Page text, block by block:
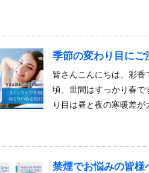
季節の変わり目にご
皆さんこんにちは、彩
頃、世間はすっかり春
り目は昼と夜の寒暖差
禁煙でお悩みの皆様